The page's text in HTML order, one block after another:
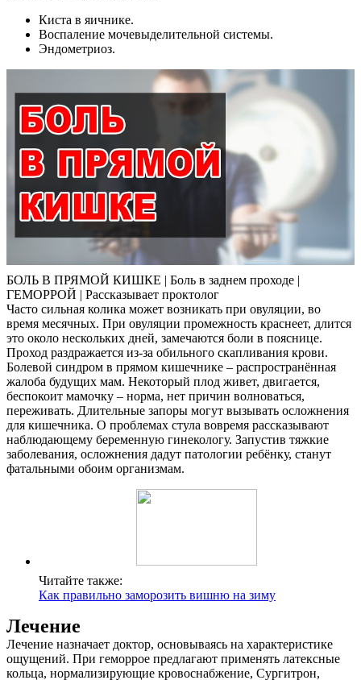
Киста в яичнике.
Воспаление мочевыделительной системы.
Эндометриоз.
БОЛЬ В ПРЯМОЙ КИШКЕ | Боль в заднем проходе |
ГЕМОРРОЙ | Рассказывает проктолог
Часто сильная колика может возникать при овуляции, во
время месячных. При овуляции промежность краснеет, длится
это около нескольких дней, замечаются боли в пояснице.
Проход раздражается из-за обильного скапливания крови.
Болевой синдром в прямом кишечнике – распространённая
жалоба будущих мам. Некоторый плод живет, двигается,
беспокоит мамочку – норма, нет причин волноваться,
переживать. Длительные запоры могут вызывать осложнения
для кишечника. О проблемах стула вовремя рассказывают
наблюдающему беременную гинекологу. Запустив тяжкие
заболевания, осложнения дадут патологии ребёнку, станут
фатальными обоим организмам.
Читайте также:
Как правильно заморозить вишню на зиму
Лечение
Лечение назначает доктор, основываясь на характеристике
ощущений. При геморрое предлагают применять латексные
кольца, нормализирующие кровоснабжение, Сургитрон,